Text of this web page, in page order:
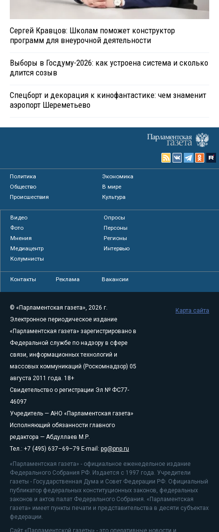
Сергей Кравцов: Школам поможет конструктор
программ для внеурочной деятельности
Выборы в Госдуму-2026: как устроена система и сколько
длится созыв
Спецборт и декорация к кинофантастике: чем знаменит
аэропорт Шереметьево
Политика
Экономика
Общество
В мире
Происшествия
Культура
Видео
Опросы
Фото
Персоны
Мнения
Регионы
Медиацентр
Интервью
Колумнисты
Контакты Реклама Вакансии
© «Парламентская газета», 2026 г.
Электронное периодическое издание
«Парламентская газета» зарегистрировано в
Федеральной службе по надзору в сфере
связи, информационных технологий и
массовых коммуникаций (Роскомнадзор) 05
августа 2011 года. 18+
Свидетельство о регистрации Эл № ФС77-
46097
Учредитель — АНО «Парламентская газета»
Исполняющий обязанности главного
редактора — Абдуллаев М.Р.
Тел.: +7 (495) 637–69–79 E-mail: pg@pnp.ru
«Парламентская газета» - официальное еженедельное издание
Федерального Собрания РФ. Издается с 1997 года. Учредители
газеты - Государственная Дума и Совет Федерации РФ. Официальный
публикатор федеральных конституционных законов, федеральных
законов и актов палат Федерального Собрания. «Парламентская
газета» имеет пункты печати и представительства в десяти субъектах
федерации.
Сайт «Парламентской газеты» - это оперативные новости и
Карта сайта